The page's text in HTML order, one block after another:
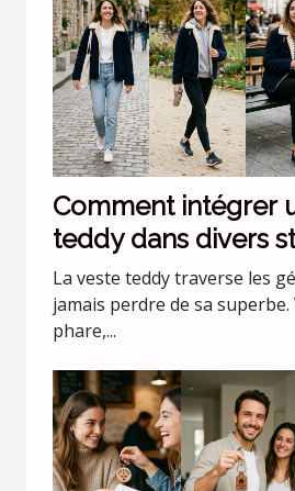
Comment intégrer
teddy dans divers
vestimentaires ?
La veste teddy traverse les
jamais perdre de sa
phare,...